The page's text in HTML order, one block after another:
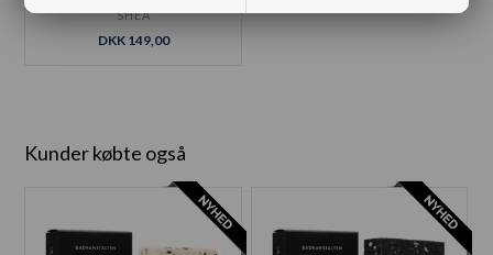
SHEA
DKK 149,00
Kunder købte også